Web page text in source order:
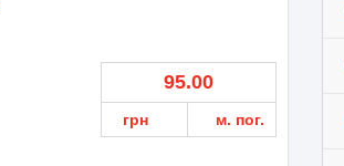
95.00
грн м. пог.